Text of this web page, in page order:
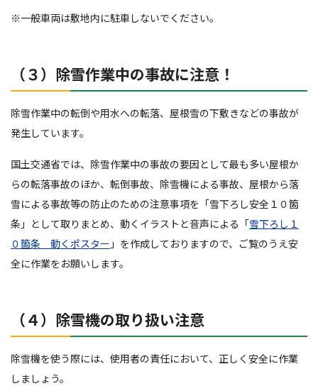
※一般車両は敷地内に駐車しないでください。
（３）除雪作業中の事故に注意！
除雪作業中の転倒や用水への転落、屋根雪の下敷きなどの事故が
発生しています。
国土交通省では、除雪作業中の事故の要因として最も多い屋根か
らの転落事故のほか、転倒事故、除雪機による事故、屋根から落
雪による事故等の防止のための注意事項を「雪下ろし安全１０箇
条」として取りまとめ、動くイラストと音声による「雪下ろし１
０箇条 動くポスター 」を作成しておりますので、ご覧のうえ安
全に作業をお願いします。
（４）除雪機の取り扱い注意
除雪機を使う際には、使用者の責任において、正しく安全に作業
しましょう。